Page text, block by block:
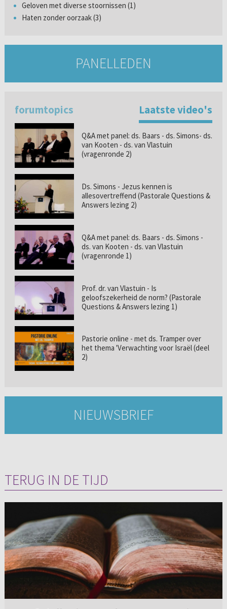
Geloven met diverse stoornissen (1)
Haten zonder oorzaak (3)
PANELLEDEN
forumtopics Laatste video's
Q&A met panel: ds. Baars - ds. Simons- ds.
van Kooten - ds. van Vlastuin
(vragenronde 2)
Ds. Simons - Jezus kennen is
allesovertreffend (Pastorale Questions &
Answers lezing 2)
Q&A met panel: ds. Baars - ds. Simons -
ds. van Kooten - ds. van Vlastuin
(vragenronde 1)
Prof. dr. van Vlastuin - Is
geloofszekerheid de norm? (Pastorale
Questions & Answers lezing 1)
Pastorie online - met ds. Tramper over
het thema 'Verwachting voor Israël (deel
2)
NIEUWSBRIEF
TERUG IN DE TIJD